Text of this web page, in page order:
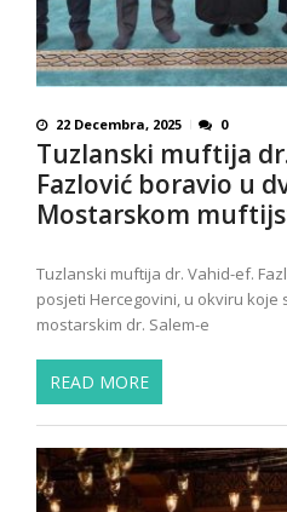
22 Decembra, 2025 0
Tuzlanski muftija
Fazlović boravio u
Mostarskom
Tuzlanski muftija dr. Vahid-ef.
posjeti Hercegovini, u okviru
mostarskim dr. Salem-e
READ MORE